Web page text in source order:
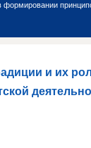
и их